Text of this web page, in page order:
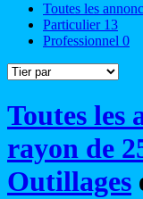
Toutes les
Particulier 13
Professionnel 0
Toutes les
rayon de
Outillages